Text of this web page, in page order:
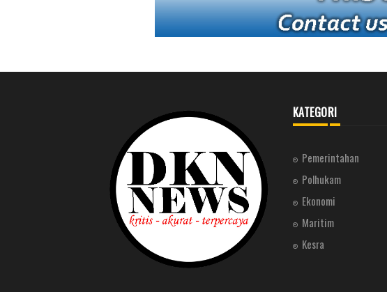
KATEGORI
Pemerintahan
Polhukam
Ekonomi
Maritim
Kesra